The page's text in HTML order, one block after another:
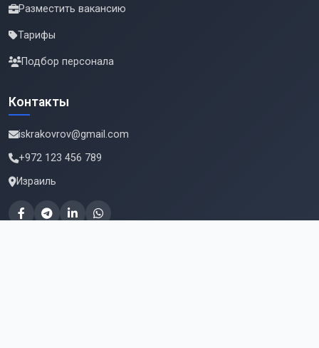
Разместить вакансию
Тарифы
Подбор персонала
Контакты
iskrakovrov@gmail.com
+972 123 456 789
Израиль